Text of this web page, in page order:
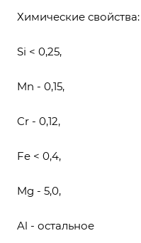
Химические свойства:
Si < 0,25,
Mn - 0,15,
Cr - 0,12,
Fe < 0,4,
Mg - 5,0,
Al - остальное